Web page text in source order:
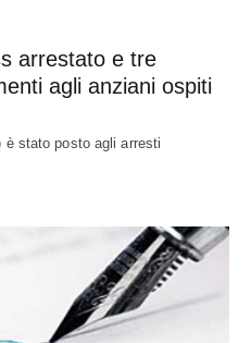
arrestato e tre
agli anziani ospiti
è stato posto agli arresti